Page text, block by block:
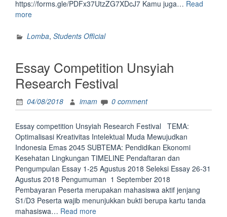
https://forms.gle/PDFx37UtzZG7XDcJ7 Kamu juga… Read
more“Form
Scholars
Lomba, Students Official
Essay Competition Unsyiah
Research Festival
04/08/2018 imam 0 comment
Essay competition Unsyiah Research Festival TEMA:
Optimalisasi Kreativitas Intelektual Muda Mewujudkan
Indonesia Emas 2045 SUBTEMA: Pendidikan Ekonomi
Kesehatan Lingkungan TIMELINE Pendaftaran dan
Pengumpulan Essay 1-25 Agustus 2018 Seleksi Essay 26-31
Agustus 2018 Pengumuman 1 September 2018
Pembayaran Peserta merupakan mahasiswa aktif jenjang
S1/D3 Peserta wajib menunjukkan bukti berupa kartu tanda
mahasiswa… Read more“Essay